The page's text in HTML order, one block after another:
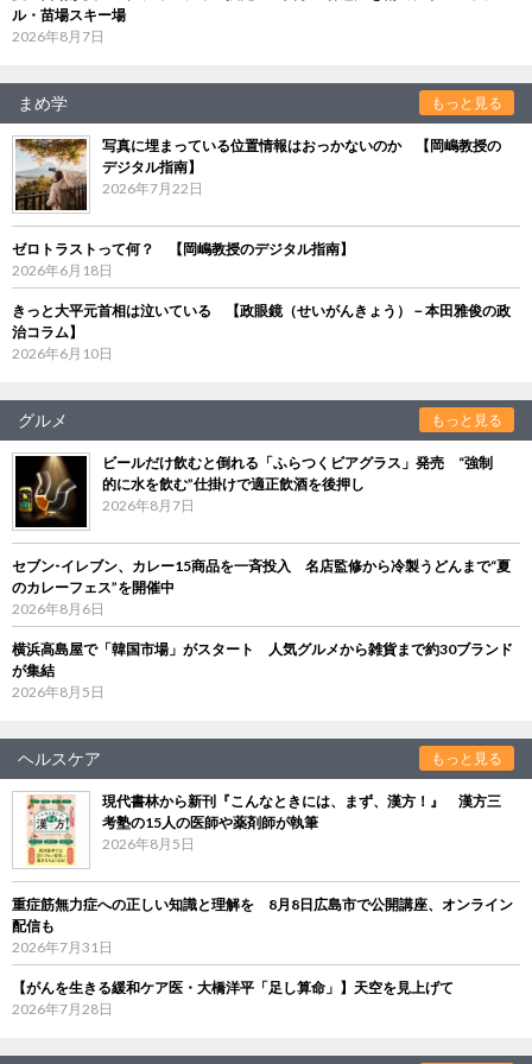
ル・苗場スキー場
2026年8月7日
まめ学 もっと見る
写真に埋まっている位置情報はおっかないのか 【岡嶋教授の
デジタル指南】
2026年7月22日
ゼロトラストって何？ 【岡嶋教授のデジタル指南】
2026年6月18日
きっと大平元首相は泣いている 【政眼鏡（せいがんきょう）－本田雅俊の政
治コラム】
2026年6月10日
グルメ もっと見る
ビールだけ飲むと倒れる「ふらつくビアグラス」発売 “強制
的に水を飲む”仕掛けで適正飲酒を後押し
2026年8月7日
セブン‐イレブン、カレー15商品を一斉投入 名店監修から冷製うどんまで“夏
のカレーフェス”を開催中
2026年8月6日
横浜高島屋で「韓国市場」がスタート 人気グルメから雑貨まで約30ブランド
が集結
2026年8月5日
ヘルスケア もっと見る
現代書林から新刊『こんなときには、まず、漢方！』 漢方三
考塾の15人の医師や薬剤師が執筆
2026年8月5日
重症筋無力症への正しい知識と理解を 8月8日広島市で公開講座、オンライン
配信も
2026年7月31日
【がんを生きる緩和ケア医・大橋洋平「足し算命」】天空を見上げて
2026年7月28日